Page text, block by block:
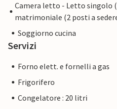
Camera letto - Letto singolo
matrimoniale (2 posti a
Soggiorno cucina
Servizi
Forno elett. e fornelli a gas
Frigorifero
Congelatore : 20 litri